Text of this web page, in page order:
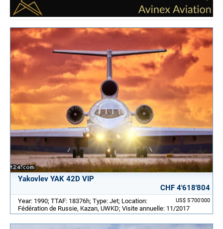
Yakovlev YAK 42D VIP
CHF 4'618'804
US$ 5'700'000
Year: 1990; TTAF: 18376h; Type: Jet; Location:
Fédération de Russie, Kazan, UWKD; Visite annuelle: 11/2017